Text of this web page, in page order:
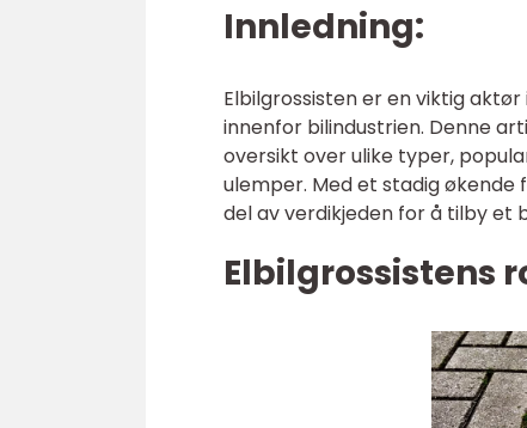
Innledning:
Elbilgrossisten er en viktig
innenfor bilindustrien. Denne
oversikt over ulike typer,
ulemper. Med et stadig økende
del av verdikjeden for å tilby et
Elbilgrossistens